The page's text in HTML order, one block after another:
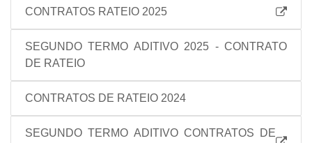
CONTRATOS RATEIO 2025
SEGUNDO TERMO ADITIVO 2025 - CONTRATO
DE RATEIO
CONTRATOS DE RATEIO 2024
SEGUNDO TERMO ADITIVO CONTRATOS DE